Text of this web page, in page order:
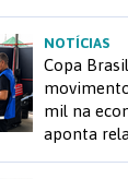
NOTÍCIAS
Copa
mil na
aponta